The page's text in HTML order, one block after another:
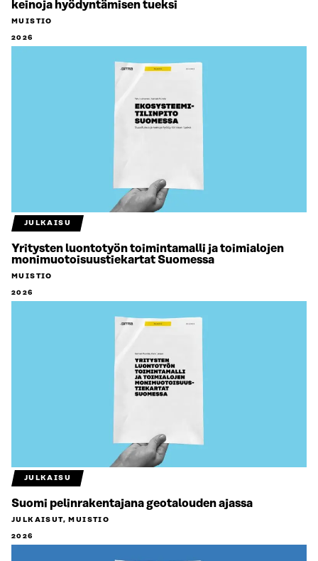
keinoja hyödyntämisen tueksi
MUISTIO
2026
JULKAISU
Yritysten luontotyön toimintamalli ja toimialojen
monimuotoisuustiekartat Suomessa
MUISTIO
2026
JULKAISU
Suomi pelinrakentajana geotalouden ajassa
JULKAISUT, MUISTIO
2026